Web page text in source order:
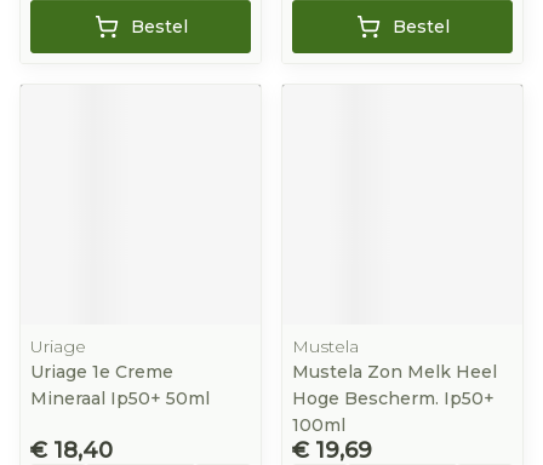
Bestel Bestel
Uriage
Uriage 1e Creme
Mineraal Ip50+ 50ml
€ 18,40
Mustela
Mustela Zon Melk Heel
Hoge Bescherm. Ip50+
100ml
€ 19,69